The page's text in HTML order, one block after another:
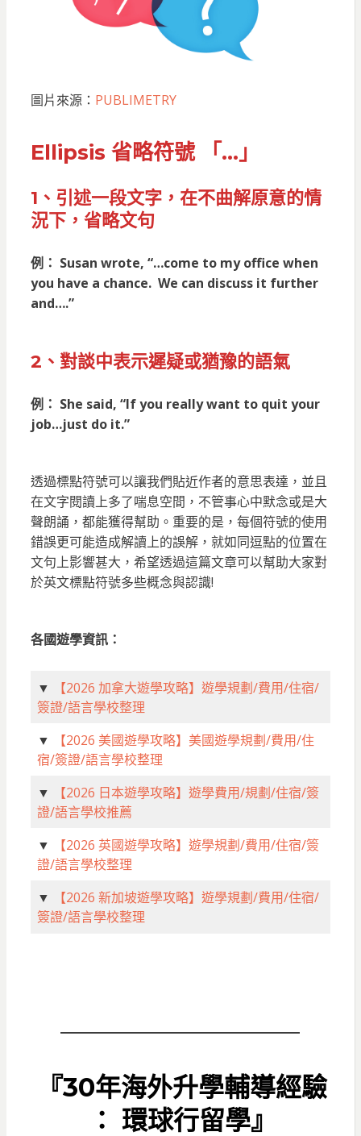
圖片來源： PUBLIMETRY
Ellipsis 省略符號 「…」
1、引述一段文字，在不曲解原意的情
況下，省略文句
例： Susan wrote, “…come to my office when
you have a chance. We can discuss it further
and….”
2、對談中表示遲疑或猶豫的語氣
例： She said, “If you really want to quit your
job…just do it.”
透過標點符號可以讓我們貼近作者的意思表達，並且
在文字閱讀上多了喘息空間，不管事心中默念或是大
聲朗誦，都能獲得幫助。重要的是，每個符號的使用
錯誤更可能造成解讀上的誤解，就如同逗點的位置在
文句上影響甚大，希望透過這篇文章可以幫助大家對
於英文標點符號多些概念與認識!
各國遊學資訊：
▼
【2026 加拿大遊學攻略】遊學規劃/費用/住宿/
簽證/語言學校整理
▼
【2026 美國遊學攻略】美國遊學規劃/費用/住
宿/簽證/語言學校整理
▼
【2026 日本遊學攻略】遊學費用/規劃/住宿/簽
證/語言學校推薦
▼
【2026 英國遊學攻略】遊學規劃/費用/住宿/簽
證/語言學校整理
▼
【2026 新加坡遊學攻略】遊學規劃/費用/住宿/
簽證/語言學校整理
『30年海外升學輔導經驗
： 環球行留學』